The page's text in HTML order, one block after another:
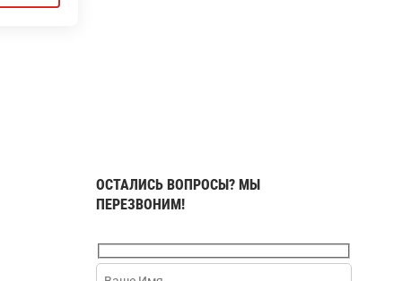
ОСТАЛИСЬ ВОПРОСЫ? МЫ
ПЕРЕЗВОНИМ!